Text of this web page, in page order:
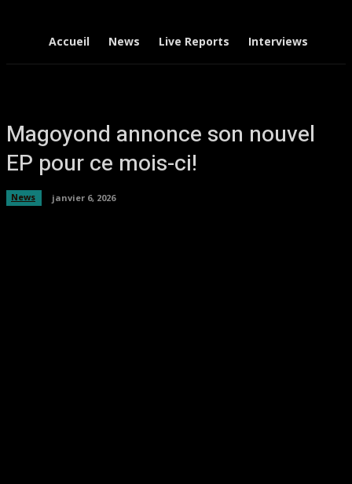
Accueil News Live Reports Interviews
Magoyond annonce son nouvel
EP pour ce mois-ci!
News janvier 6, 2026